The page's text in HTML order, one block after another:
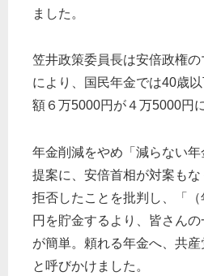
ました。
笠井政策委員長は安倍政権の
により、国民年金では40歳
額６万5000円が４万5000円
年金削減をやめ「減らない
提案に、安倍首相が対案も
拒否したことを批判し、「
円を貯金するより、皆さん
が簡単。頼れる年金へ、共産
と呼びかけました。